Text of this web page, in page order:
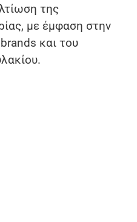
της
με έμφαση στην
και του